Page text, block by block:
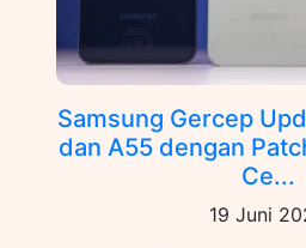
Samsung Gercep
dan A55 dengan
Ce...
19 Juni